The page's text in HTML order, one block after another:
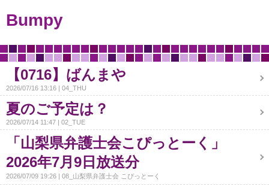
Bumpy
【0716】ばんまや
2026/07/16 13:16 04_THU
夏のご予定は？
2026/07/14 11:47 02_TUE
「山梨県弁護士会こぴっとーく」
2026年7月9日放送分
2026/07/09 19:26 08_山梨県弁護士会 こぴっとーく